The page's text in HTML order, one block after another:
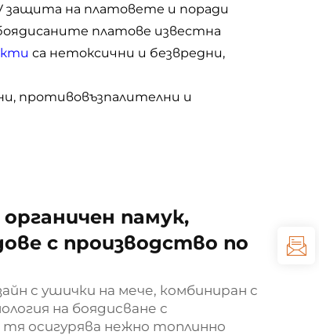
защита на платовете и поради
платове известна
са нетоксични и безвредни,
противовъзпалителни и
памук,
с производство по
с ушички на мече, комбиниран с
на боядисване с
осигурява нежно топлинно